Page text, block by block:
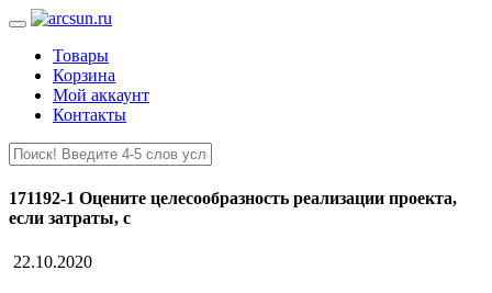
Товары
Корзина
Мой аккаунт
Контакты
171192-1 Оцените целесообразность реализации проекта,
если затраты, с
22.10.2020